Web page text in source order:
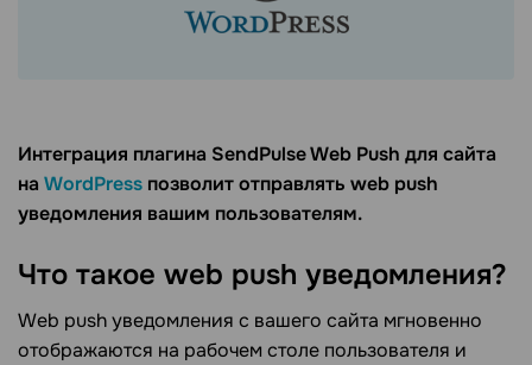
Интеграция плагина SendPulse Web Push для сайта
на WordPress позволит отправлять web push
уведомления вашим пользователям.
Что такое web push уведомления?
Web push уведомления с вашего сайта мгновенно
отображаются на рабочем столе пользователя и